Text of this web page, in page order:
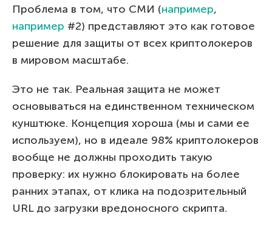
Проблема в том, что СМИ (например,
например #2) представляют это как готовое
решение для защиты от всех криптолокеров
в мировом масштабе.
Это не так. Реальная защита не может
основываться на единственном техническом
кунштюке. Концепция хороша (мы и сами ее
используем), но в идеале 98% криптолокеров
вообще не должны проходить такую
проверку: их нужно блокировать на более
ранних этапах, от клика на подозрительный
URL до загрузки вредоносного скрипта.